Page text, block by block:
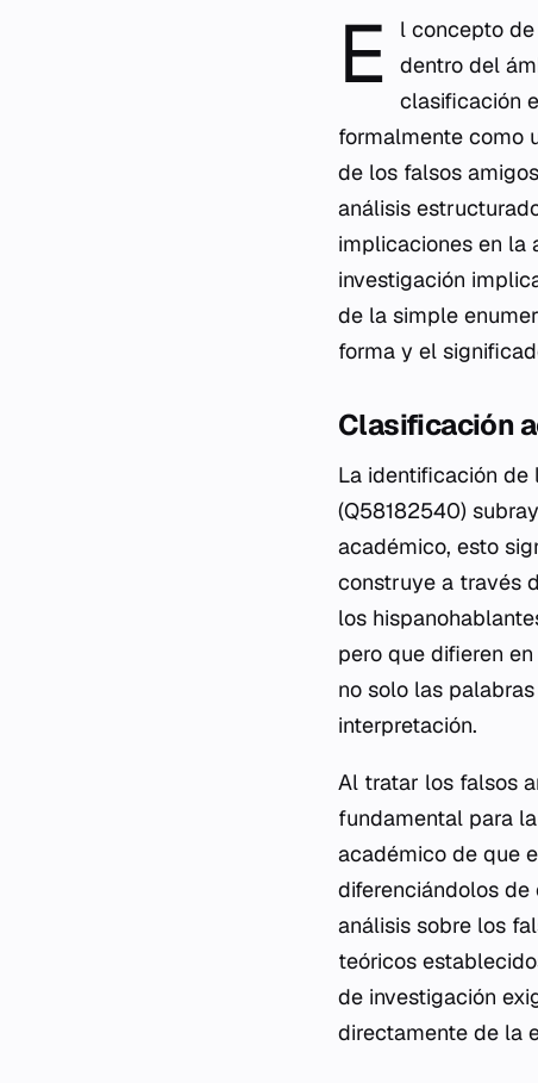
E
l concepto
dentro del
clasificación
formalmente como
de los falsos
análisis
implicaciones en la
investigación
de la simple
forma y el
Clasificación
La identificación de
(Q58182540)
académico, esto
construye a través
los
pero que difieren
no solo las
interpretación.
Al tratar los falsos
fundamental para
académico de que
diferenciándolos
análisis sobre los
teóricos
de investigación
directamente de la